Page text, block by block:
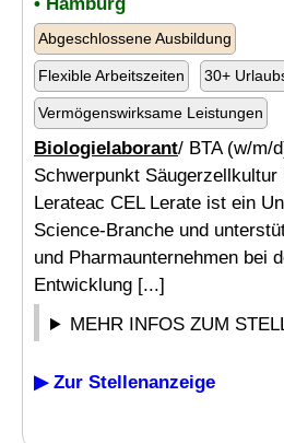
Abgeschlossene Ausbildung
Flexible Arbeitszeiten 30+
Vermögenswirksame Leistungen
Biologielaborant/ BTA (w/m/
Schwerpunkt Säugerzellkultur
Lerateac CEL Lerate ist ein
Science-Branche und
und Pharmaunternehmen bei
Entwicklung [...]
MEHR INFOS ZUM
▶ Zur Stellenanzeige